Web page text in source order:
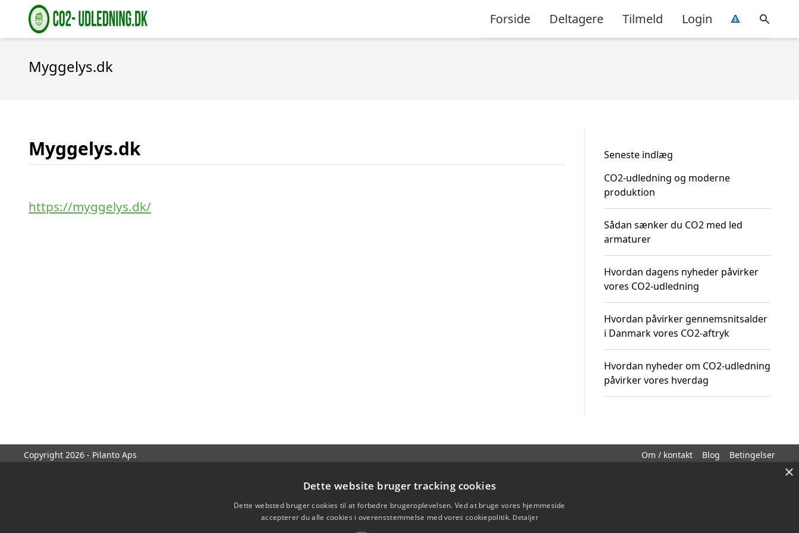
Forside Deltagere Tilmeld Login
Myggelys.dk
Myggelys.dk
https://myggelys.dk/
Seneste indlæg
CO2-udledning og moderne
produktion
Sådan sænker du CO2 med led
armaturer
Hvordan dagens nyheder påvirker
vores CO2-udledning
Hvordan påvirker gennemsnitsalder
i Danmark vores CO2-aftryk
Hvordan nyheder om CO2-udledning
påvirker vores hverdag
Copyright 2026 - Pilanto Aps Om / kontakt Blog Betingelser
×
Dette website bruger tracking cookies
Dette websted bruger cookies til at forbedre brugeroplevelsen. Ved at bruge vores hjemmeside
accepterer du alle cookies i overensstemmelse med vores cookiepolitik. Detaljer